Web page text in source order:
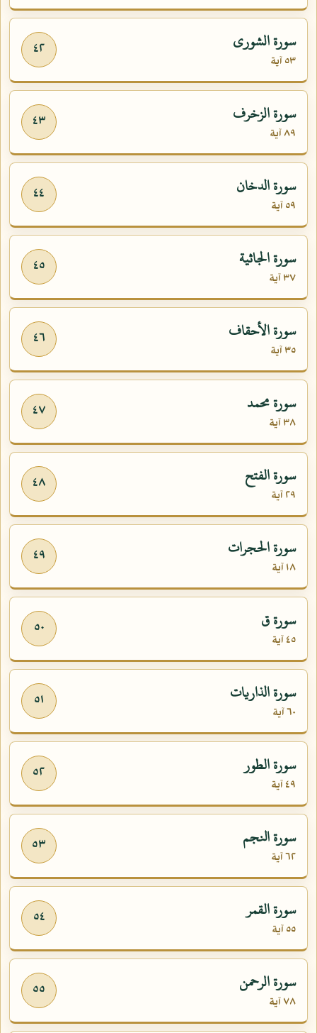
٤٢ سورة الشورى
٥٣ آية
٤٣ سورة الزخرف
٨٩ آية
٤٤ سورة الدخان
٥٩ آية
٤٥ سورة الجاثية
٣٧ آية
٤٦ سورة الأحقاف
٣٥ آية
٤٧ سورة محمد
٣٨ آية
٤٨ سورة الفتح
٢٩ آية
٤٩ سورة الحجرات
١٨ آية
٥٠ سورة ق
٤٥ آية
٥١ سورة الذاريات
٦٠ آية
٥٢ سورة الطور
٤٩ آية
٥٣ سورة النجم
٦٢ آية
٥٤ سورة القمر
٥٥ آية
٥٥ سورة الرحمن
٧٨ آية